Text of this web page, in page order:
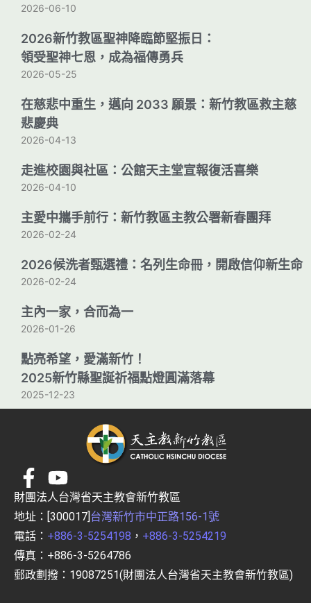
2026-06-10
2026新竹教區聖神降臨節堅振日：
領受聖神七恩，成為福傳勇兵
2026-05-25
在慈悲中重生，邁向 2033 願景：新竹教區救主慈
悲慶典
2026-04-13
走進校園與社區：公館天主堂宣報復活喜樂
2026-04-10
主愛中攜手前行：新竹教區主教公署新春團拜
2026-02-24
2026候洗者甄選禮：名列生命冊，開啟信仰新生命
2026-02-24
主內一家，合而為一
2026-01-26
點亮希望，愛滿新竹！
2025新竹縣聖誕祈福點燈圓滿落幕
2025-12-23
財團法人台灣省天主教會新竹教區
地址：[300017]台灣新竹市中正路156-1號
電話： +886-3-5254198 ， +886-3-5254219
傳真：+886-3-5264786
郵政劃撥：19087251(財團法人台灣省天主教會新竹教區)